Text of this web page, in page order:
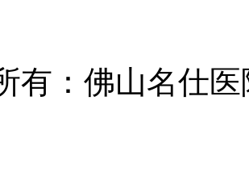
有：佛山名仕